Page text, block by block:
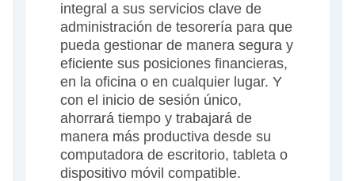
integral a sus servicios clave de
administración de tesorería para que
pueda gestionar de manera segura y
eficiente sus posiciones financieras,
en la oficina o en cualquier lugar. Y
con el inicio de sesión único,
ahorrará tiempo y trabajará de
manera más productiva desde su
computadora de escritorio, tableta o
dispositivo móvil compatible.